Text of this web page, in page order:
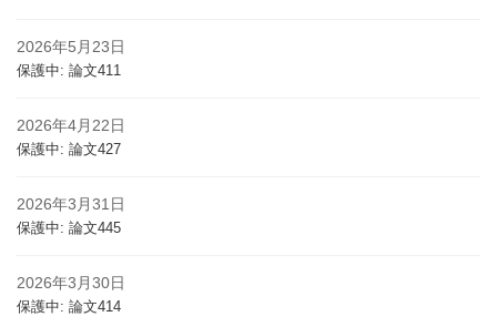
2026年5月23日
保護中: 論文411
2026年4月22日
保護中: 論文427
2026年3月31日
保護中: 論文445
2026年3月30日
保護中: 論文414